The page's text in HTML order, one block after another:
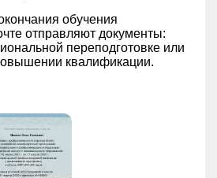
обучения
отправляют документы:
переподготовке или
квалификации.